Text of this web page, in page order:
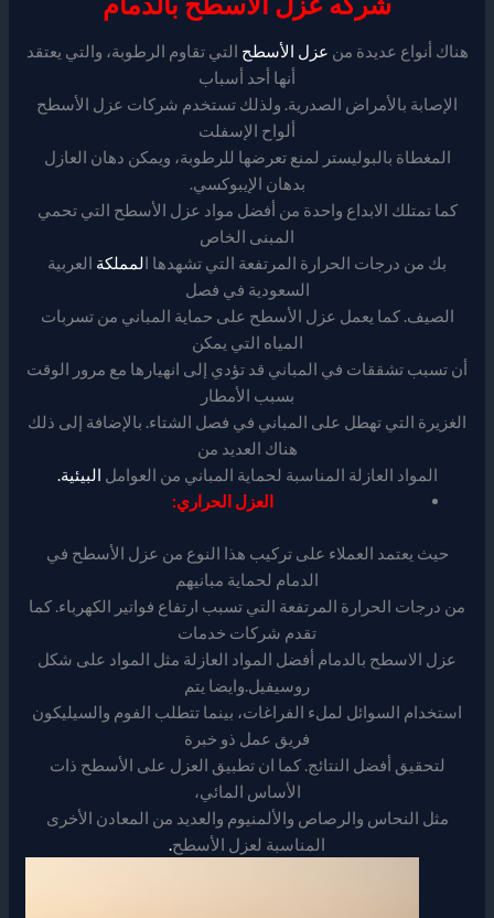
هناك أنواع عديدة من عزل الأسطح التي تقاوم الرطوبة، والتي يعتقد
أنها أحد أسباب
الإصابة بالأمراض الصدرية. ولذلك تستخدم شركات عزل الأسطح
ألواح الإسفلت
المغطاة بالبوليستر لمنع تعرضها للرطوبة، ويمكن دهان العازل
بدهان الإيبوكسي.
كما تمتلك الابداع واحدة من أفضل مواد عزل الأسطح التي تحمي
المبنى الخاص
بك من درجات الحرارة المرتفعة التي تشهدها المملكة العربية
السعودية في فصل
الصيف. كما يعمل عزل الأسطح على حماية المباني من تسربات
المياه التي يمكن
أن تسبب تشققات في المباني قد تؤدي إلى انهيارها مع مرور الوقت
بسبب الأمطار
الغزيرة التي تهطل على المباني في فصل الشتاء. بالإضافة إلى ذلك
هناك العديد من
المواد العازلة المناسبة لحماية المباني من العوامل البيئية.
العزل الحراري:
حيث يعتمد العملاء على تركيب هذا النوع من عزل الأسطح في
الدمام لحماية مبانيهم
من درجات الحرارة المرتفعة التي تسبب ارتفاع فواتير الكهرباء. كما
تقدم شركات خدمات
عزل الاسطح بالدمام أفضل المواد العازلة مثل المواد على شكل
روسيفيل.وايضا يتم
استخدام السوائل لملء الفراغات، بينما تتطلب الفوم والسيليكون
فريق عمل ذو خبرة
لتحقيق أفضل النتائج. كما ان تطبيق العزل على الأسطح ذات
الأساس المائي،
مثل النحاس والرصاص والألمنيوم والعديد من المعادن الأخرى
المناسبة لعزل الأسطح.